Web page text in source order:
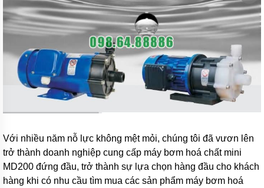
Bơm
hóa
chất
24v
và
48v
chất
dáng
bơm
chất
Với nhiều năm nỗ lực không mệt mỏi, chúng tôi đã vươn lên
trở thành doanh nghiệp cung cấp máy bơm hoá chất mini
MD200 đứng đầu, trở thành sự lựa chọn hàng đầu cho khách
hàng khi có nhu cầu tìm mua các sản phẩm máy bơm hoá